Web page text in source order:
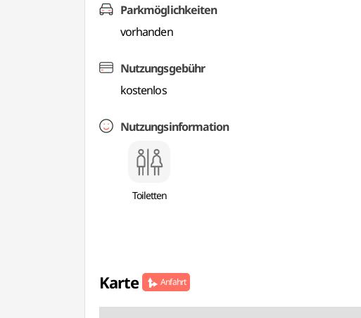
Parkmöglichkeiten
vorhanden
Nutzungsgebühr
kostenlos
Nutzungsinformation
Toiletten
Karte Anfahrt